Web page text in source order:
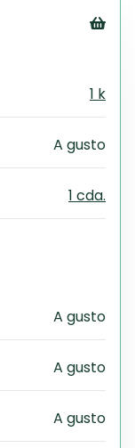
1 k
A gusto
1 cda.
A gusto
A gusto
A gusto